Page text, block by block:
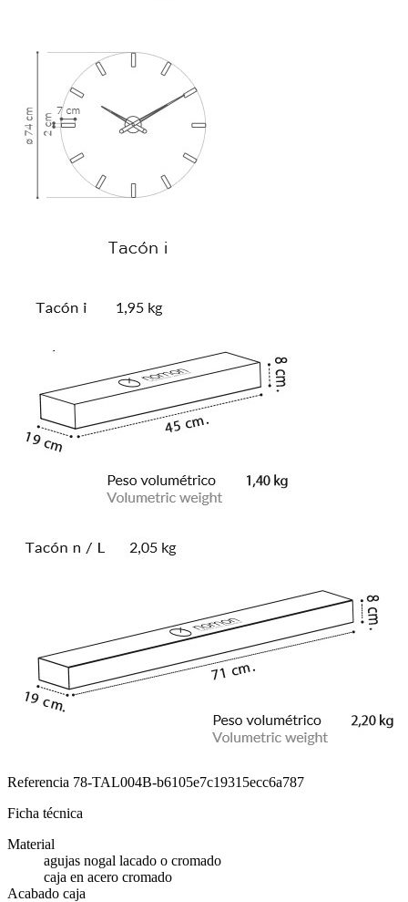
Referencia 78-TAL004B-b6105e7c19315ecc6a787
Ficha técnica
Material
agujas nogal lacado o cromado
caja en acero cromado
Acabado caja